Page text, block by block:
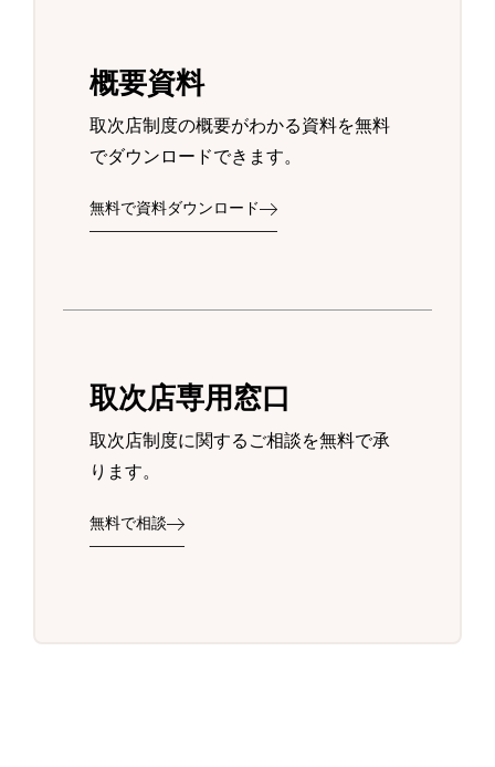
概要資料
取次店制度の概要がわかる資料を無料
でダウンロードできます。
無料で資料ダウンロード
取次店専用窓口
取次店制度に関するご相談を無料で承
ります。
無料で相談